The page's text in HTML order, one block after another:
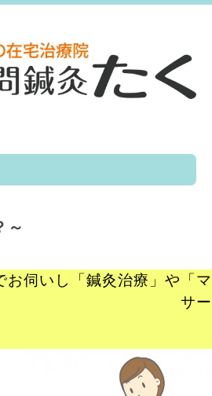
～
お伺いし「鍼灸治療」や「
サ